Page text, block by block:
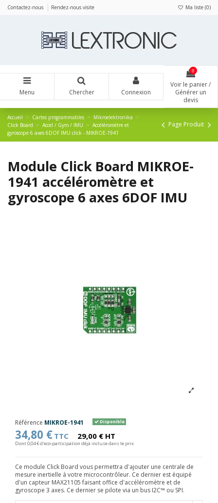
Contactez-nous Rendez-nous visite Ma liste (0)
Menu Chercher Connexion
0
Voir le panier /
Générer un
devis
Accueil Cartes programmables
Mikroelektronika
Click Board
Accel / Gyro / IMU
Accéléromètre et
gyroscope 6 axes 6DOF IMU click - MIKROE-1941
Page Produit
Module Click Board MIKROE-
1941 accéléromètre et
gyroscope 6 axes 6DOF IMU
Référence MIKROE-1941 Disponible
34,80 € TTC 29,00 € HT
Dont 0,04 € d'eco-participation déjà incluse dans le prix
Ce module Click Board vous permettra d'ajouter une centrale de
mesure inertielle à votre microcontrôleur. Ce dernier est équipé
d'un capteur MAX21105 faisant office d'accéléromètre et de
gyroscope 3 axes. Ce dernier se pilote via un bus I2C™ ou SPI.
Panneau de gestion des cookies